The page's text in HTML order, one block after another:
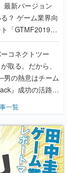
最新バージョン
？ ゲーム業界向
「GTMF2019」
よう【PR】
コネクトツー
取る。だから、
の熱意はチーム
』成功の活路を
洋に流れる血は
【若ゲのいた
一覧